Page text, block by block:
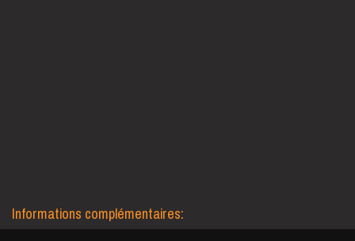
Informations complémentaires: